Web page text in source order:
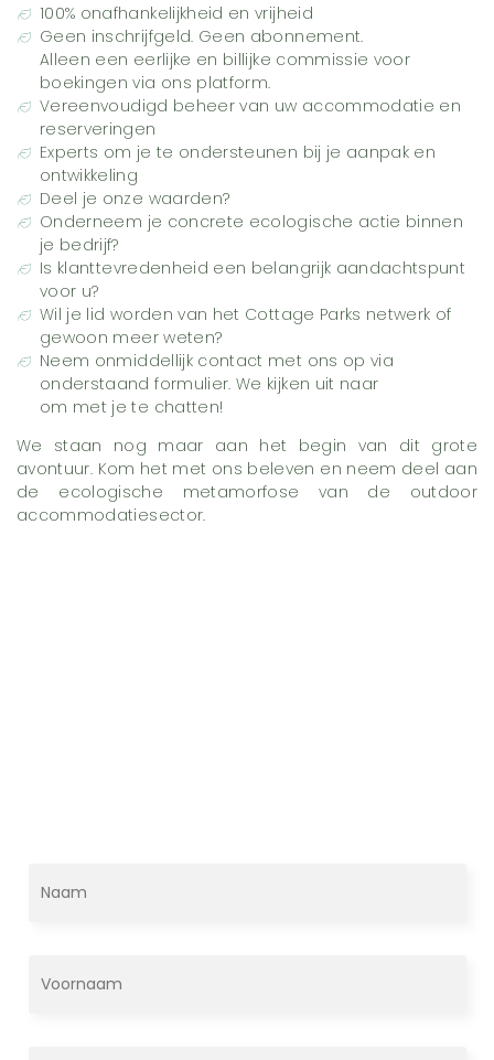
100% onafhankelijkheid en vrijheid
Geen inschrijfgeld. Geen abonnement.
Alleen een eerlijke en billijke commissie voor
boekingen via ons platform.
Vereenvoudigd beheer van uw accommodatie en
reserveringen
Experts om je te ondersteunen bij je aanpak en
ontwikkeling
Deel je onze waarden?
Onderneem je concrete ecologische actie binnen
je bedrijf?
Is klanttevredenheid een belangrijk aandachtspunt
voor u?
Wil je lid worden van het Cottage Parks netwerk of
gewoon meer weten?
Neem onmiddellijk contact met ons op via
onderstaand formulier. We kijken uit naar
om met je te chatten!
We staan nog maar aan het begin van dit grote
avontuur. Kom het met ons beleven en neem deel aan
de ecologische metamorfose van de outdoor
accommodatiesector.